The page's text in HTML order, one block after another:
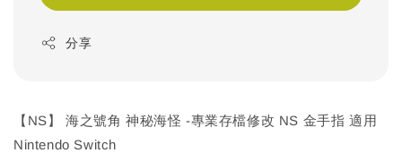
分享
【NS】 海之號角 神秘海怪 -專業存檔修改 NS 金手指 適用
Nintendo Switch